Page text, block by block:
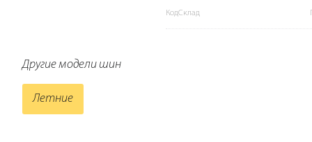
КодСклад
Другие модели шин
Летние